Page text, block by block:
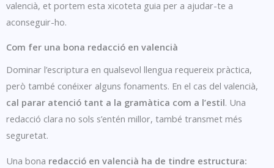
valencià, et portem esta xicoteta guia per a ajudar-te a
aconseguir-ho.
Com fer una bona redacció en valencià
Dominar l’escriptura en qualsevol llengua requereix pràctica,
però també conéixer alguns fonaments. En el cas del valencià,
cal parar atenció tant a la gramàtica com a l’estil. Una
redacció clara no sols s’entén millor, també transmet més
seguretat.
Una bona redacció en valencià ha de tindre estructura: